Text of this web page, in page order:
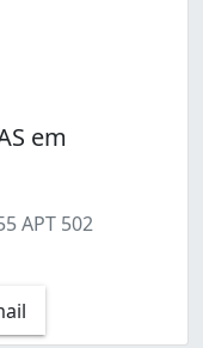
em
APT 502